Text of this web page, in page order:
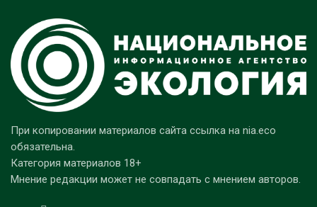
При копировании материалов сайта ссылка на nia.eco
обязательна.
Категория материалов 18+
Мнение редакции может не совпадать с мнением авторов.